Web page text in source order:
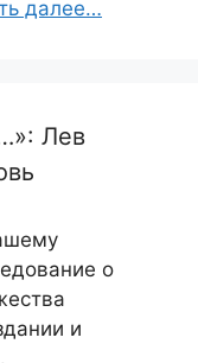
далее…
Лев
о
и